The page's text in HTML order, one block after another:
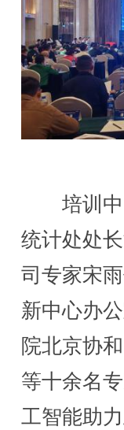
培训中
统计处处
司专家宋
新中心办
院北京协
等十余名
工智能助